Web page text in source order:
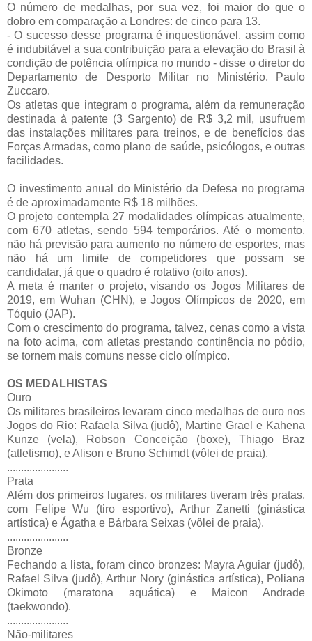
O número de medalhas, por sua vez, foi maior do que o
dobro em comparação a Londres: de cinco para 13.
- O sucesso desse programa é inquestionável, assim como
é indubitável a sua contribuição para a elevação do Brasil à
condição de potência olímpica no mundo - disse o diretor do
Departamento de Desporto Militar no Ministério, Paulo
Zuccaro.
Os atletas que integram o programa, além da remuneração
destinada à patente (3 Sargento) de R$ 3,2 mil, usufruem
das instalações militares para treinos, e de benefícios das
Forças Armadas, como plano de saúde, psicólogos, e outras
facilidades.
O investimento anual do Ministério da Defesa no programa
é de aproximadamente R$ 18 milhões.
O projeto contempla 27 modalidades olímpicas atualmente,
com 670 atletas, sendo 594 temporários. Até o momento,
não há previsão para aumento no número de esportes, mas
não há um limite de competidores que possam se
candidatar, já que o quadro é rotativo (oito anos).
A meta é manter o projeto, visando os Jogos Militares de
2019, em Wuhan (CHN), e Jogos Olímpicos de 2020, em
Tóquio (JAP).
Com o crescimento do programa, talvez, cenas como a vista
na foto acima, com atletas prestando continência no pódio,
se tornem mais comuns nesse ciclo olímpico.
OS MEDALHISTAS
Ouro
Os militares brasileiros levaram cinco medalhas de ouro nos
Jogos do Rio: Rafaela Silva (judô), Martine Grael e Kahena
Kunze (vela), Robson Conceição (boxe), Thiago Braz
(atletismo), e Alison e Bruno Schimdt (vôlei de praia).
......................
Prata
Além dos primeiros lugares, os militares tiveram três pratas,
com Felipe Wu (tiro esportivo), Arthur Zanetti (ginástica
artística) e Ágatha e Bárbara Seixas (vôlei de praia).
......................
Bronze
Fechando a lista, foram cinco bronzes: Mayra Aguiar (judô),
Rafael Silva (judô), Arthur Nory (ginástica artística), Poliana
Okimoto (maratona aquática) e Maicon Andrade
(taekwondo).
......................
Não-militares